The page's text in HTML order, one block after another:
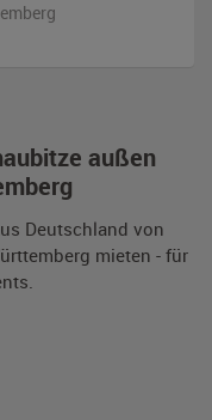
außen
Deutschland von
mieten - für